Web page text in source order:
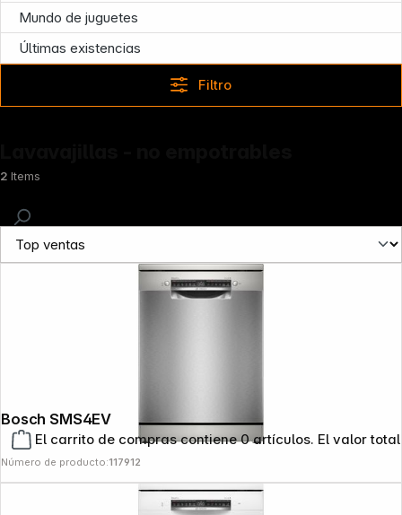
El carrito de compras contiene 0 artículos. El valor
Mundo de juguetes
Últimas existencias
Filtro
2 Items
Bosch SMS4EVI08E plata
Número de producto:117912